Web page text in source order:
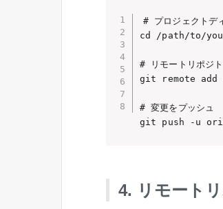
# プロジェクトデ
cd /path/to/
# リモートリポジ
git remote add
# 変更をプッシュ
git push -u
4. リモート